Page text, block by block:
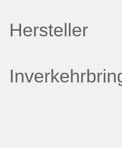
Hersteller